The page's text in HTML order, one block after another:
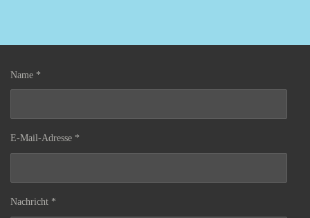
Name *
E-Mail-Adresse *
Nachricht *